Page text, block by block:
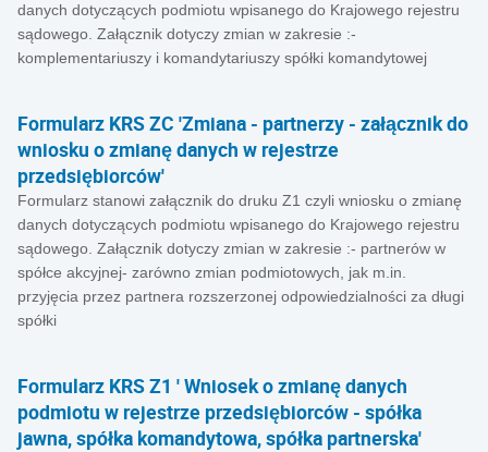
danych dotyczących podmiotu wpisanego do Krajowego rejestru
sądowego. Załącznik dotyczy zmian w zakresie :-
komplementariuszy i komandytariuszy spółki komandytowej
Formularz KRS ZC 'Zmiana - partnerzy - załącznik do
wniosku o zmianę danych w rejestrze
przedsiębiorców'
Formularz stanowi załącznik do druku Z1 czyli wniosku o zmianę
danych dotyczących podmiotu wpisanego do Krajowego rejestru
sądowego. Załącznik dotyczy zmian w zakresie :- partnerów w
spółce akcyjnej- zarówno zmian podmiotowych, jak m.in.
przyjęcia przez partnera rozszerzonej odpowiedzialności za długi
spółki
Formularz KRS Z1 ' Wniosek o zmianę danych
podmiotu w rejestrze przedsiębiorców - spółka
jawna, spółka komandytowa, spółka partnerska'